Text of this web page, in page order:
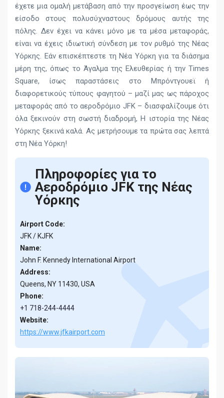
έχετε μια ομαλή μετάβαση από την προσγείωση έως την
είσοδο στους πολυσύχναστους δρόμους αυτής της
πόλης. Δεν έχει να κάνει μόνο με τα μέσα μεταφοράς,
είναι να έχεις ιδιωτική σύνδεση με τον ρυθμό της Νέας
Υόρκης. Εάν επισκέπτεστε τη Νέα Υόρκη για τα διάσημα
μέρη της, όπως το Άγαλμα της Ελευθερίας ή την Times
Square, ίσως παραστάσεις στο Μπρόντγουεϊ ή
διαφορετικούς τύπους φαγητού – μαζί μας ως πάροχος
μεταφοράς από το αεροδρόμιο JFK – διασφαλίζουμε ότι
όλα ξεκινούν στη σωστή διαδρομή, Η ιστορία της Νέας
Υόρκης ξεκινά καλά. Ας μετρήσουμε τα πρώτα σας λεπτά
στη Νέα Υόρκη!
Πληροφορίες για το
Αεροδρόμιο JFK της Νέας
Υόρκης
Airport Code:
JFK / KJFK
Name:
John F. Kennedy International Airport
Address:
Queens, NY 11430, USA
Phone:
+1 718-244-4444
Website:
https://www.jfkairport.com